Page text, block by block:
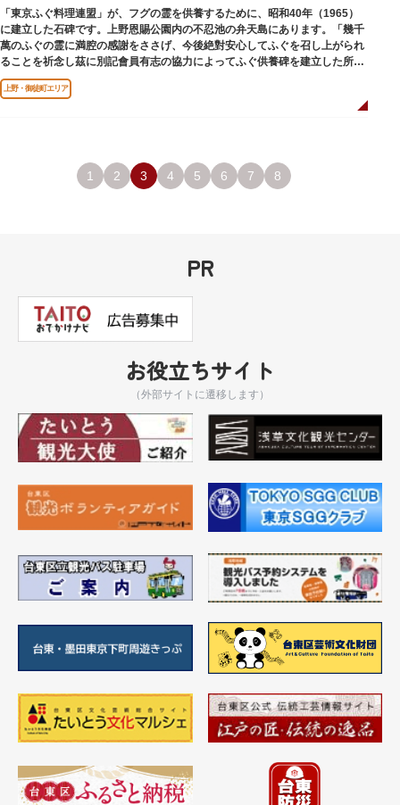
「東京ふぐ料理連盟」が、フグの霊を供養するために、昭和40年（1965）
に建立した石碑です。上野恩賜公園内の不忍池の弁天島にあります。「幾千
萬のふぐの霊に満腔の感謝をささげ、今後絶對安心してふぐを召し上がられ
ることを祈念し茲に別記會員有志の協力によってふぐ供養碑を建立した所以
であります」と刻まれています。
上野・御徒町エリア
1 2 3 4 5 6 7 8
PR
お役立ちサイト
（外部サイトに遷移します）